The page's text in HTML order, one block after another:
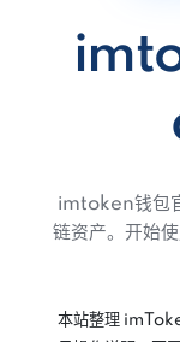
imtoken钱包
链资产。开始
本站整理